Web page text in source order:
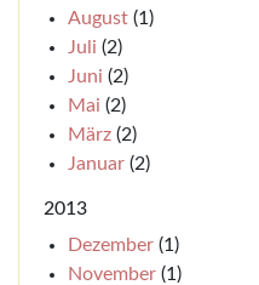
August (1)
Juli (2)
Juni (2)
Mai (2)
März (2)
Januar (2)
2013
Dezember (1)
November (1)